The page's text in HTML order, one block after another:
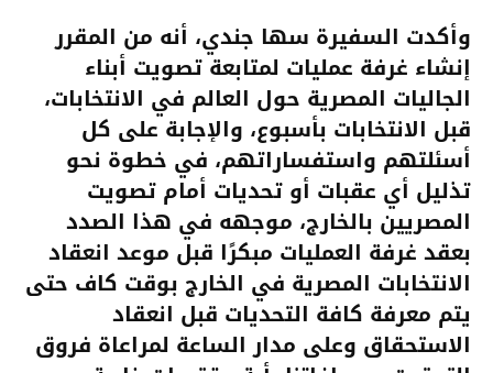
وأكدت السفيرة سها جندي، أنه من المقرر
إنشاء غرفة عمليات لمتابعة تصويت أبناء
الجاليات المصرية حول العالم في الانتخابات،
قبل الانتخابات بأسبوع، والإجابة على كل
أسئلتهم واستفساراتهم، في خطوة نحو
تذليل أي عقبات أو تحديات أمام تصويت
المصريين بالخارج، موجهه في هذا الصدد
بعقد غرفة العمليات مبكرًا قبل موعد انعقاد
الانتخابات المصرية في الخارج بوقت كاف حتى
يتم معرفة كافة التحديات قبل انعقاد
الاستحقاق وعلى مدار الساعة لمراعاة فروق